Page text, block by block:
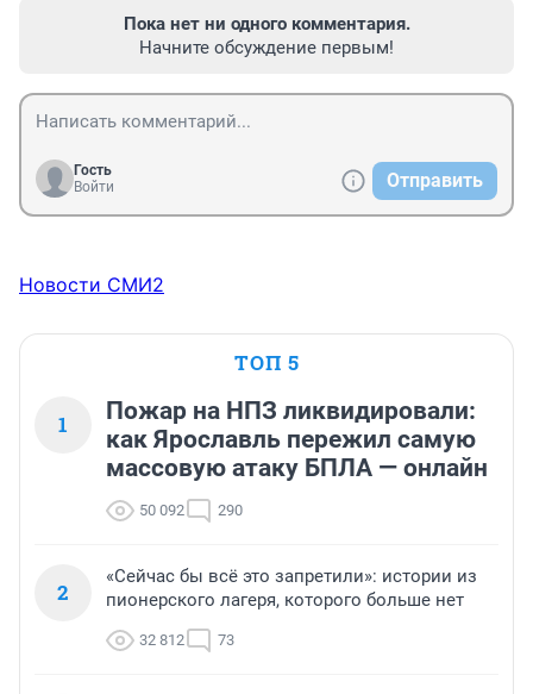
Пока нет ни одного комментария.
Начните обсуждение первым!
Гость
Войти
Отправить
Новости СМИ2
ТОП 5
1
Пожар на НПЗ ликвидировали:
как Ярославль пережил самую
массовую атаку БПЛА — онлайн
50 092 290
2
«Сейчас бы всё это запретили»: истории из
пионерского лагеря, которого больше нет
32 812 73